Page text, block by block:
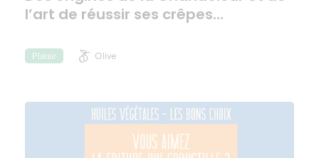
l’art de réussir ses crêpes…
Plaisir Olive